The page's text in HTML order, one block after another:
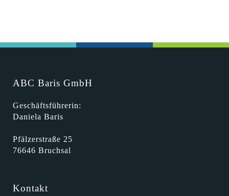
ABC Baris GmbH
Geschäftsführerin:
Daniela Baris
Pfälzerstraße 25
76646 Bruchsal
Kontakt